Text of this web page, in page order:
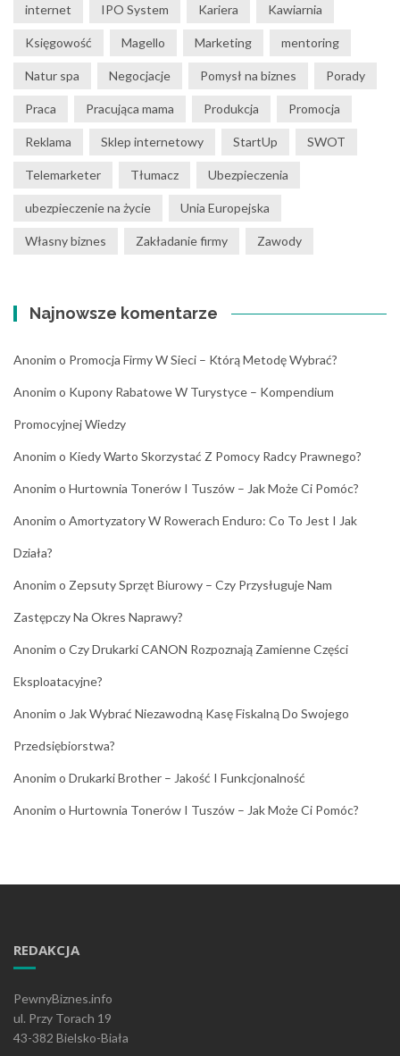
internet IPO System Kariera Kawiarnia
Księgowość Magello Marketing mentoring
Natur spa Negocjacje Pomysł na biznes Porady
Praca Pracująca mama Produkcja Promocja
Reklama Sklep internetowy StartUp SWOT
Telemarketer Tłumacz Ubezpieczenia
ubezpieczenie na życie Unia Europejska
Własny biznes Zakładanie firmy Zawody
Najnowsze komentarze
Anonim o Promocja Firmy W Sieci – Którą Metodę Wybrać?
Anonim o Kupony Rabatowe W Turystyce – Kompendium
Promocyjnej Wiedzy
Anonim o Kiedy Warto Skorzystać Z Pomocy Radcy Prawnego?
Anonim o Hurtownia Tonerów I Tuszów – Jak Może Ci Pomóc?
Anonim o Amortyzatory W Rowerach Enduro: Co To Jest I Jak
Działa?
Anonim o Zepsuty Sprzęt Biurowy – Czy Przysługuje Nam
Zastępczy Na Okres Naprawy?
Anonim o Czy Drukarki CANON Rozpoznają Zamienne Części
Eksploatacyjne?
Anonim o Jak Wybrać Niezawodną Kasę Fiskalną Do Swojego
Przedsiębiorstwa?
Anonim o Drukarki Brother – Jakość I Funkcjonalność
Anonim o Hurtownia Tonerów I Tuszów – Jak Może Ci Pomóc?
REDAKCJA
PewnyBiznes.info
ul. Przy Torach 19
43-382 Bielsko-Biała